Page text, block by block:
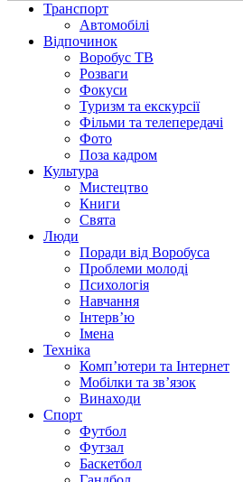
Транспорт
Автомобілі
Відпочинок
Воробус ТВ
Розваги
Фокуси
Туризм та екскурсії
Фільми та телепередачі
Фото
Поза кадром
Культура
Мистецтво
Книги
Свята
Люди
Поради від Воробуса
Проблеми молоді
Психологія
Навчання
Інтерв’ю
Імена
Техніка
Комп’ютери та Інтернет
Мобілки та зв’язок
Винаходи
Спорт
Футбол
Футзал
Баскетбол